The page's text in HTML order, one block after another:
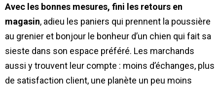
Avec les bonnes mesures, fini les retours en
magasin, adieu les paniers qui prennent la poussière
au grenier et bonjour le bonheur d’un chien qui fait sa
sieste dans son espace préféré. Les marchands
aussi y trouvent leur compte : moins d’échanges, plus
de satisfaction client, une planète un peu moins